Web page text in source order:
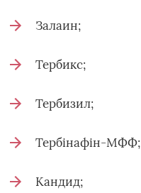
Залаин;
Тербикс;
Тербизил;
Тербінафін-МФФ;
Кандид;